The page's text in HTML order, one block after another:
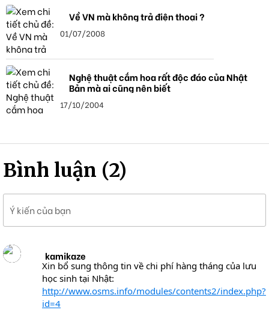
Về VN mà không trả điện thoại ?
01/07/2008
Nghệ thuật cắm hoa rất độc đáo của Nhật
Bản mà ai cũng nên biết
17/10/2004
Bình luận (2)
Ý kiến của bạn
kamikaze
Xin bổ sung thông tin về chi phí hàng tháng của lưu
học sinh tại Nhật:
http://www.osms.info/modules/contents2/index.php?
id=4